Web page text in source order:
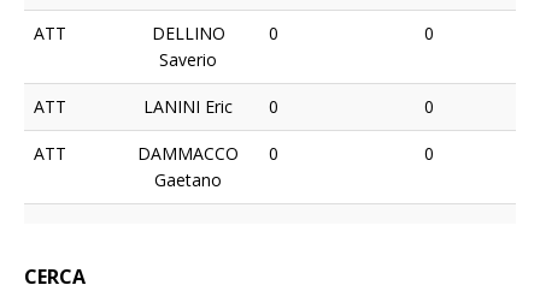
ATT
DELLINO
Saverio
0 0
ATT LANINI Eric 0 0
ATT
DAMMACCO
Gaetano
0 0
CERCA